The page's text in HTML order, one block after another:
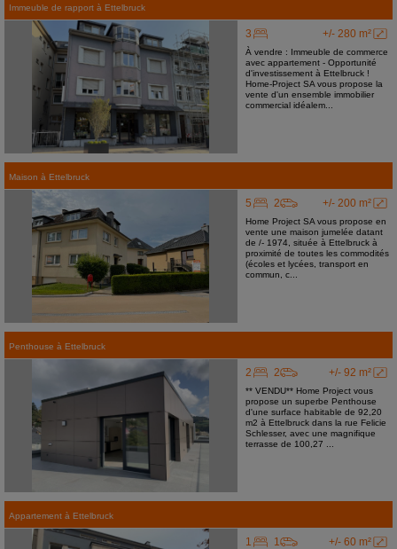
Immeuble de rapport à Ettelbruck
+/- 280 m²
3
À vendre : Immeuble de commerce
avec appartement - Opportunité
d'investissement à Ettelbruck !
Home-Project SA vous propose la
vente d'un ensemble immobilier
commercial idéalem...
Maison à Ettelbruck
+/- 200 m²
5 2
Home Project SA vous propose en
vente une maison jumelée datant
de /- 1974, située à Ettelbruck à
proximité de toutes les commodités
(écoles et lycées, transport en
commun, c...
Penthouse à Ettelbruck
+/- 92 m²
2 2
** VENDU** Home Project vous
propose un superbe Penthouse
d'une surface habitable de 92,20
m2 à Ettelbruck dans la rue Felicie
Schlesser, avec une magnifique
terrasse de 100,27 ...
Appartement à Ettelbruck
+/- 60 m²
1 1